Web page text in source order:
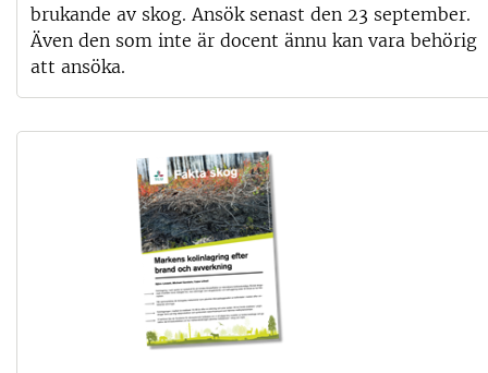
brukande av skog. Ansök senast den 23 september.
Även den som inte är docent ännu kan vara behörig
att ansöka.